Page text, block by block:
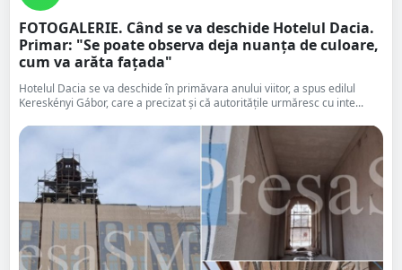
FOTOGALERIE. Când se va deschide Hotelul Dacia.
Primar: "Se poate observa deja nuanța de culoare,
cum va arăta fațada"
Hotelul Dacia se va deschide în primăvara anului viitor, a spus edilul
Kereskényi Gábor, care a precizat și că autoritățile urmăresc cu inte...